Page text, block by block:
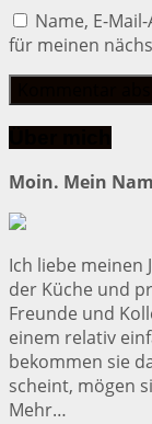
Name, E-
für meinen
Moin. Mein
Ich liebe meinen
der Küche und
Freunde und
einem relativ
bekommen sie
scheint, mögen
Mehr…